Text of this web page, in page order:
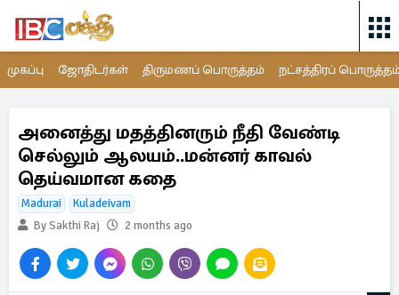
முகப்பு ஜோதிடர்கள் திருமணப் பொருத்தம் நட்சத்திரப்
அனைத்து மதத்தினரும் நீதி வேண்டி
செல்லும் ஆலயம்..மன்னர் காவல்
தெய்வமான கதை
Madurai
Kuladeivam
By Sakthi Raj
2 months ago